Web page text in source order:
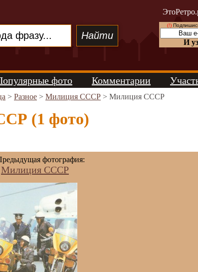
(!)
И
фото Комментарии
> Разное > Милиция СССР > Милиция СССР
(1 фото)
фотография:
Милиция СССР